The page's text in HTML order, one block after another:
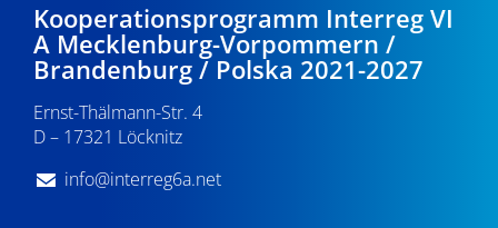
Kooperationsprogramm Interreg VI
A Mecklenburg-Vorpommern /
Brandenburg / Polska 2021-2027
Ernst-Thälmann-Str. 4
D – 17321 Löcknitz
info@interreg6a.net